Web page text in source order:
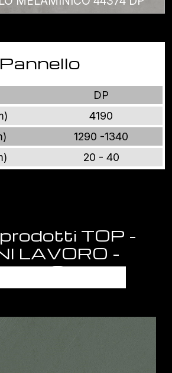
Pannello
DP
4190
1290 -1340
20 - 40
TOP -
LAVORO -